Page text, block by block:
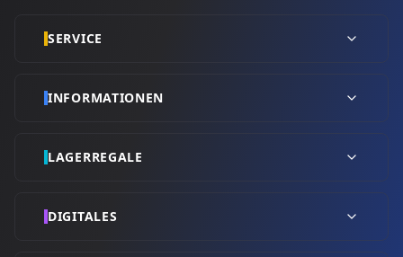
SERVICE
INFORMATIONEN
LAGERREGALE
DIGITALES